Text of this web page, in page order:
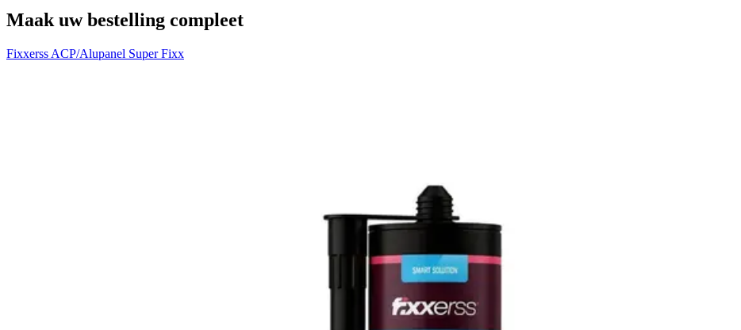
Maak uw bestelling compleet
Fixxerss ACP/Alupanel Super Fixx